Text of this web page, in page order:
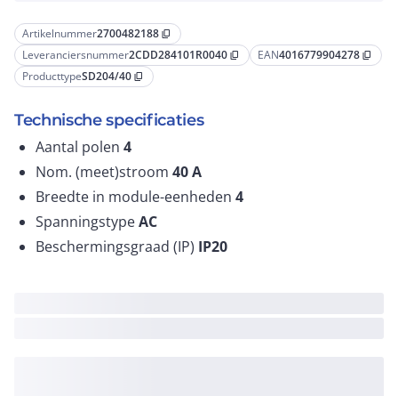
Artikelnummer2700482188 content_copy
Leveranciersnummer2CDD284101R0040 content_copy EAN4016779904278 content_copy
ProducttypeSD204/40 content_copy
Technische specificaties
Aantal polen 4
Nom. (meet)stroom 40A
Breedte in module-eenheden 4
SpanningstypeAC
Beschermingsgraad (IP) IP20